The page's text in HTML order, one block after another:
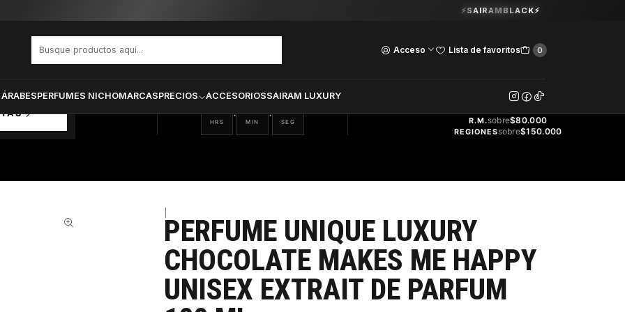
Acceso Lista de favoritos 0
PERFUMES NICHOMARCASPRECIOS ACCESORIOSSAIRAM LUXURY
Guardia Vieja 202. Oficina 102.Ver Horarios
⚡SAIRAMBLACK⚡
Chocolate Makes Me Happy Unisex Extrait De Parfum 100 ml
10
HRS
: 30
MIN
: 59
SEG
GRATIS
R.M.sobre$80.000
REGIONESsobre$150.000
PERFUME UNIQUE LUXURY
CHOCOLATE MAKES ME HAPPY
UNISEX EXTRAIT DE PARFUM